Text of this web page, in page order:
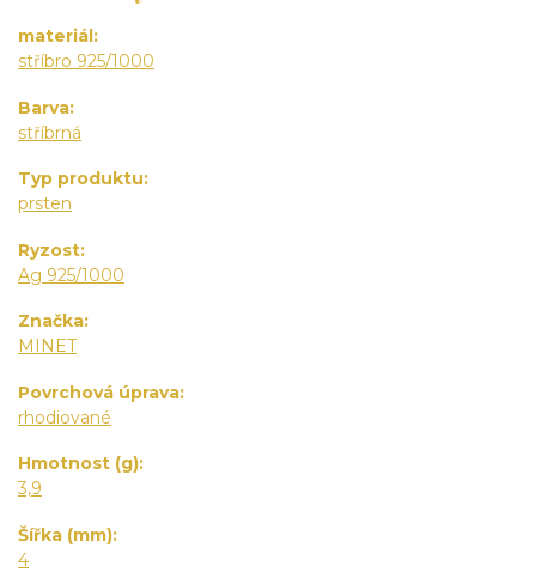
materiál
stříbro 925/1000
Barva
stříbrná
Typ produktu
prsten
Ryzost
Ag 925/1000
Značka
MINET
Povrchová úprava
rhodiované
Hmotnost (g)
3,9
Šířka (mm)
4